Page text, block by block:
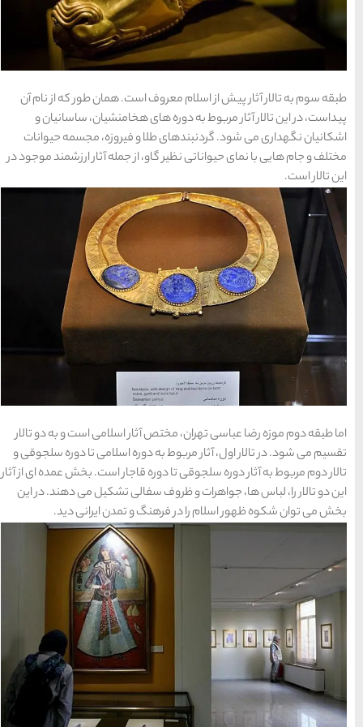
همان طور که از نام آن
هخامنشیان، ساسانیان و
فیروزه، مجسمه حیوانات
جمله آثار ارزشمند موجود در
اسلامی است و به دو تالار
اسلامی تا دوره سلجوقی و
است. بخش عمده ای از آثار
تشکیل می دهند. در این
تمدن ایرانی دید.
سواحل دیدنی بوشهر
1402-11-24
فارس؟
خراسان
1402-09-22
سرزمین موج های آبی
مشهد
شهر چادگان اصفهان
15 غذای کره ای
خوشمزه
معرفی بکرترین
سواحل دیدنی بوشهر
خلیج عربی یا خلیج
فارس؟
قوم کرمانج و کردهای
خراسان